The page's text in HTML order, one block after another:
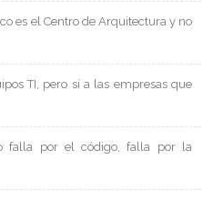
es el Centro de Arquitectura y no
TI, pero sí a las empresas que
falla por el código, falla por la